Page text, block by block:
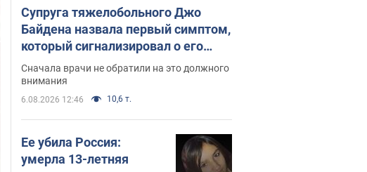
Супруга тяжелобольного Джо
Байдена назвала первый симптом,
который сигнализировал о его
"агрессивном" раке
Сначала врачи не обратили на это должного
внимания
6.08.2026 12:46 10,6 т.
Ее убила Россия:
умерла 13-летняя